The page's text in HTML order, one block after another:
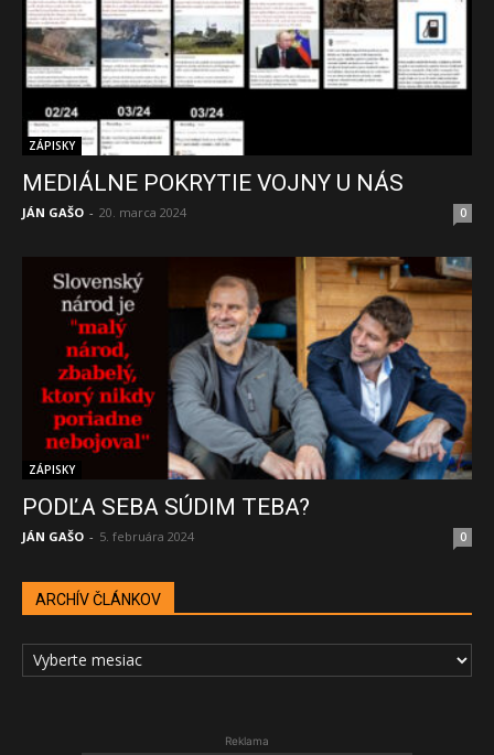
ZÁPISKY
MEDIÁLNE POKRYTIE VOJNY U NÁS
JÁN GAŠO - 20. marca 2024 0
ZÁPISKY
PODĽA SEBA SÚDIM TEBA?
JÁN GAŠO - 5. februára 2024 0
ARCHÍV ČLÁNKOV
ARCHÍV
ČLÁNKOV
Reklama